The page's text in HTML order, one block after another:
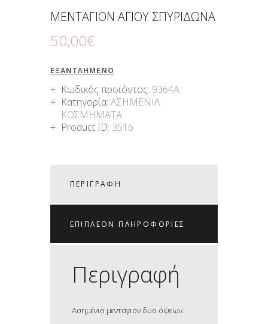
ΜΕΝΤΑΓΙΟΝ ΑΓΙΟΥ ΣΠΥΡΙΔΩΝΑ
50,00€
ΕΞΑΝΤΛΗΜΈΝΟ
Κωδικός προϊόντος: 9364A
Κατηγορία:ΑΣΗΜΕΝΙΑ
ΚΟΣΜΗΜΑΤΑ
Product ID: 3516
ΠΕΡΙΓΡΑΦΉ
ΕΠΙΠΛΈΟΝ ΠΛΗΡΟΦΟΡΊΕΣ
Περιγραφή
Ασημένιο μενταγιόν δυο όψεων.